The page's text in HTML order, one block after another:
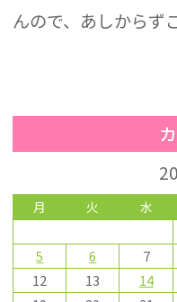
んので、あしからず
月 火 水
5
6 7
12
13 14